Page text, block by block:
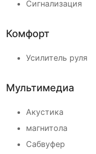
Сигнализация
Комфорт
Усилитель руля
Мультимедиа
Акустика
магнитола
Сабвуфер